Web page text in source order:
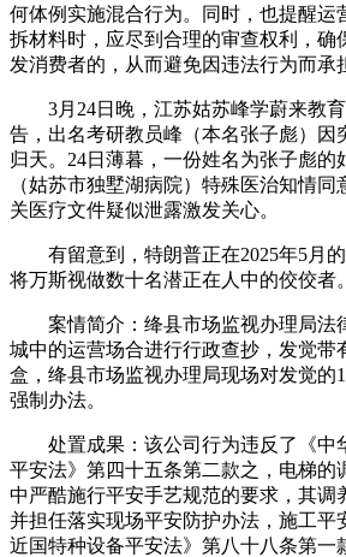
何体例实施混合行为。同时，也提醒运
拆材料时，应尽到合理的审查权利，确
发消费者的，从而避免因违法行为而承
3月24日晚，江苏姑苏峰学蔚来教育
告，出名考研教员峰（本名张子彪）因
归天。24日薄暮，一份姓名为张子彪的
（姑苏市独墅湖病院）特殊医治知情
关医疗文件疑似泄露激发关心。
有留意到，特朗普正在2025年5月的
将万斯视做数十名潜正在人中的佼佼者。
案情简介：绛县市场监视办理局法
城中的运营场合进行行政查抄，发觉带
盒，绛县市场监视办理局现场对发觉的
强制办法。
处置成果：该公司行为违反了《中
平安法》第四十五条第二款之，电梯的
中严酷施行平安手艺规范的要求，其调
并担任落实现场平安防护办法，施工平
近国特种设备平安法》第八十八条第一